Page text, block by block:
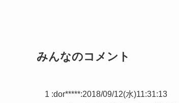
みんなのコメント
1 :dor*****:2018/09/12(水)11:31:13